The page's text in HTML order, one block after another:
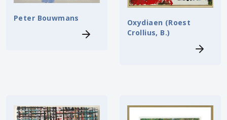
Peter Bouwmans
Oxydiaen (Roest
Crollius, B.)